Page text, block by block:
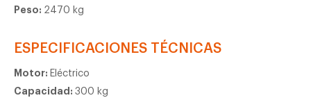
Peso: 2470 kg
ESPECIFICACIONES TÉCNICAS
Motor: Eléctrico
Capacidad: 300 kg